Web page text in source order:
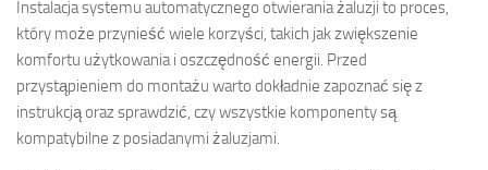
Instalacja systemu automatycznego otwierania żaluzji to proces,
który może przynieść wiele korzyści, takich jak zwiększenie
komfortu użytkowania i oszczędność energii. Przed
przystąpieniem do montażu warto dokładnie zapoznać się z
instrukcją oraz sprawdzić, czy wszystkie komponenty są
kompatybilne z posiadanymi żaluzjami.